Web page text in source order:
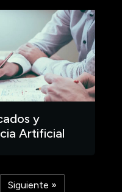
y
Artificial
Siguiente »